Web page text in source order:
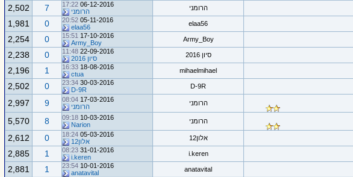
הרומני 06-12-2016
17:22
הרומני
7
2,502
elaa56
05-11-2016
20:52
elaa56
0
1,981
Army_Boy
17-10-2016
15:51
Army_Boy
0
2,254
סיון 2016 22-09-2016
11:48
סיון 2016
0
2,238
mihaelmihael
18-08-2016
16:33
ctua
1
2,196
D-9R
30-03-2016
23:34
D-9R
0
2,502
הרומני 17-03-2016
08:04
הרומני
9
2,997
הרומני 10-03-2016
09:18
Narion
8
5,570
אלון12 05-03-2016
18:24
אלון12
0
2,612
i.keren
31-01-2016
08:23
i.keren
1
2,885
anatavital
10-01-2016
23:54
anatavital
1
2,881